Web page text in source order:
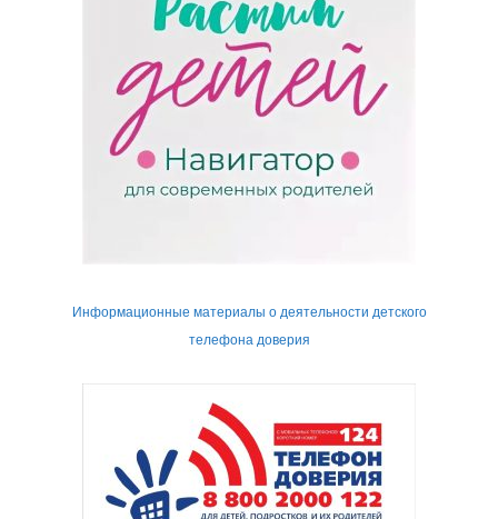
Информационные материалы о деятельности детского
телефона доверия